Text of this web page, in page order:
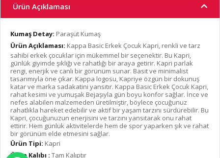
Ürün Açıklaması
Kumaş Detay: Paraşüt Kumaş
Ürün Açıklaması: Kappa Basic Erkek Çocuk Kapri, renkli ve tarz
sahibi erkek çocuklar için mükemmel bir seçenektir. Bu Kapri,
günlük giyimde şıklığı ve rahatlığı bir araya getirir. Kapri parlak
rengi, enerjik ve canlı bir görünüm sunar. Basit ve minimalist
tasarımıyla öne çıkar. Kappa logosu, Kapriye özgün bir dokunuş
katar ve marka sadakatini yansıtır. Kappa Basic Erkek Çocuk Kapri,
rahat kesimi ve yumuşak Bejaşıyla gün boyu konfor sağlar. İnce ve
nefes alabilen malzemeden üretilmiştir, böylece çocuğunuz
rahatlıkla hareket edebilir ve aktif bir yaşam tarzını sürdürebilir. Bu
Kapri, çocuğunuzun enerjisini ve tarzını yansıtarak onu rahat
ettirir. Hem günlük aktivitelerde hem de spor yaparken şık ve rahat
bir görünüm elde etmesini sağlar.
Ürün Tipi: Kapri
Ürün Kalıbı : Tam Kalıptır